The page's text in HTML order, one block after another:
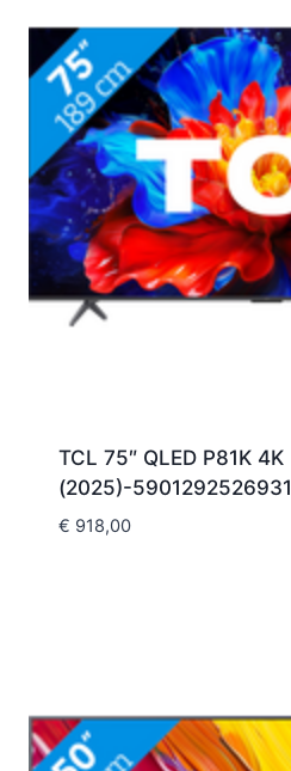
TCL 75″ QLED P81K 4K
(2025)-5901292526931
€ 918,00